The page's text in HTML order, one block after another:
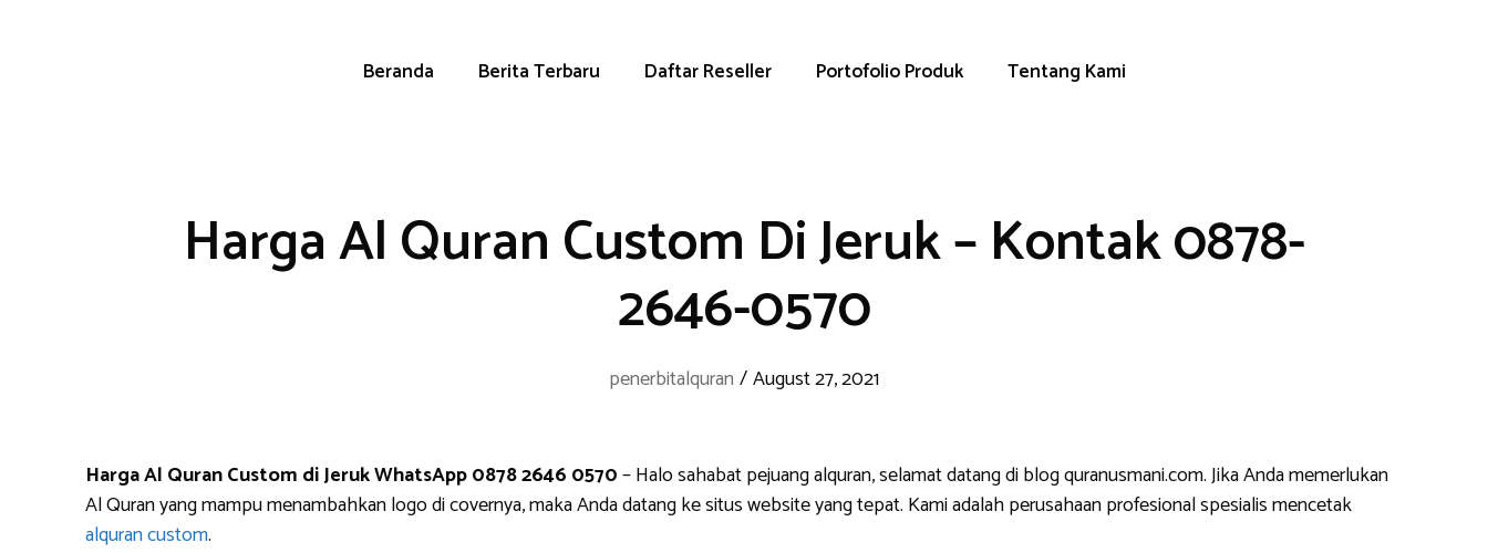
Beranda Berita Terbaru Daftar Reseller Portofolio Produk Tentang Kami
Harga Al Quran Custom Di Jeruk – Kontak 0878-
2646-0570
penerbitalquran /August 27, 2021
Harga Al Quran Custom di Jeruk WhatsApp 0878 2646 0570– Halo sahabat pejuang alquran, selamat datang di blog quranusmani.com. Jika Anda memerlukan
Al Quran yang mampu menambahkan logo di covernya, maka Anda datang ke situs website yang tepat. Kami adalah perusahaan profesional spesialis mencetak
alquran custom.